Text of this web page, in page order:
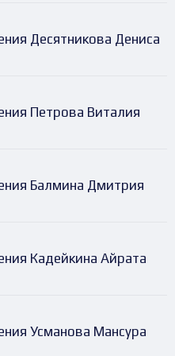
Десятникова Дениса
Петрова Виталия
Балмина Дмитрия
Кадейкина Айрата
Усманова Мансура